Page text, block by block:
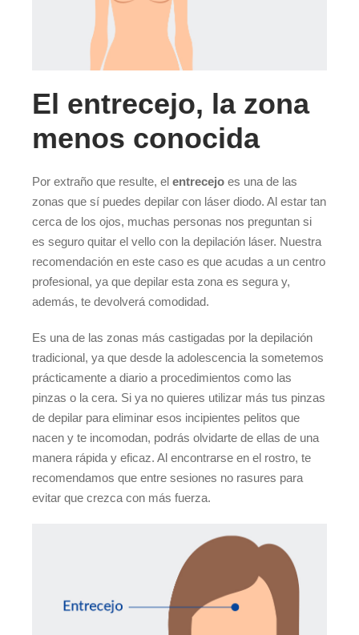
El entrecejo, la zona
menos conocida
Por extraño que resulte, el entrecejo es una de las
zonas que sí puedes depilar con láser diodo. Al estar tan
cerca de los ojos, muchas personas nos preguntan si
es seguro quitar el vello con la depilación láser. Nuestra
recomendación en este caso es que acudas a un centro
profesional, ya que depilar esta zona es segura y,
además, te devolverá comodidad.
Es una de las zonas más castigadas por la depilación
tradicional, ya que desde la adolescencia la sometemos
prácticamente a diario a procedimientos como las
pinzas o la cera. Si ya no quieres utilizar más tus pinzas
de depilar para eliminar esos incipientes pelitos que
nacen y te incomodan, podrás olvidarte de ellas de una
manera rápida y eficaz. Al encontrarse en el rostro, te
recomendamos que entre sesiones no rasures para
evitar que crezca con más fuerza.